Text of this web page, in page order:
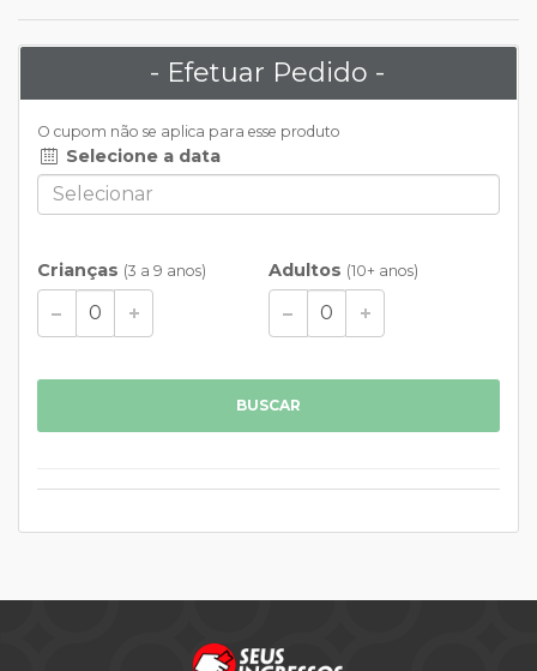
- Efetuar Pedido -
O cupom não se aplica para esse produto
Selecione a data
Crianças (3 a 9 anos) Adultos (10+ anos)
BUSCAR